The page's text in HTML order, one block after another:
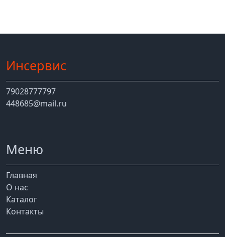
Инсервис
79028777797
448685@mail.ru
Меню
Главная
О нас
Каталог
Контакты